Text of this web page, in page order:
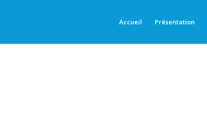
Accueil Présentation